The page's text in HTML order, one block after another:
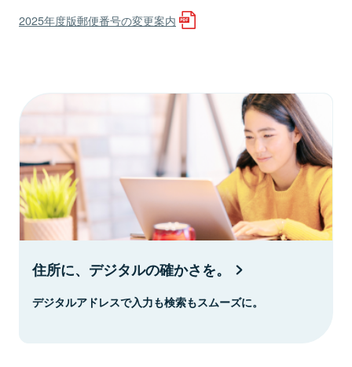
2025年度版郵便番号の変更案内
住所に、デジタルの確かさを。
デジタルアドレスで入力も検索もスムーズに。